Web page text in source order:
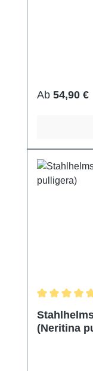
Regulärer
Ab 54,90 €
(Neritina